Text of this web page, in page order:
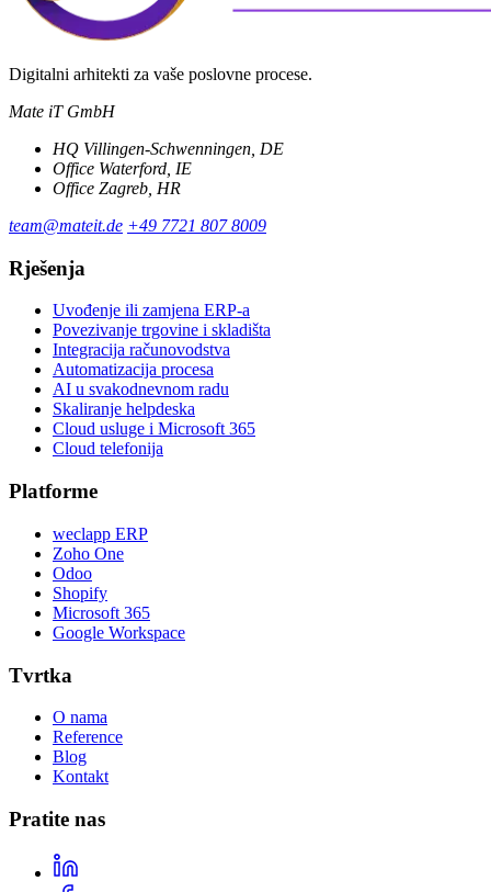
Digitalni arhitekti za vaše poslovne procese.
Mate iT GmbH
HQ Villingen-Schwenningen, DE
Office Waterford, IE
Office Zagreb, HR
team@mateit.de +49 7721 807 8009
Rješenja
Uvođenje ili zamjena ERP-a
Povezivanje trgovine i skladišta
Integracija računovodstva
Automatizacija procesa
AI u svakodnevnom radu
Skaliranje helpdeska
Cloud usluge i Microsoft 365
Cloud telefonija
Platforme
weclapp ERP
Zoho One
Odoo
Shopify
Microsoft 365
Google Workspace
Tvrtka
O nama
Reference
Blog
Kontakt
Pratite nas